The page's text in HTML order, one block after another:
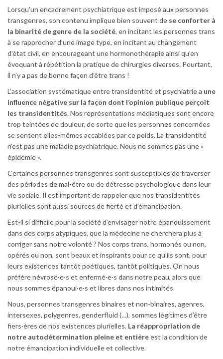
Lorsqu’un encadrement psychiatrique est imposé aux personnes
transgenres, son contenu implique bien souvent de se conforter à
la binarité de genre de la société, en incitant les personnes trans
à se rapprocher d’une image type, en incitant au changement
d’état civil, en encourageant une hormonothérapie ainsi qu’en
évoquant à répétition la pratique de chirurgies diverses. Pourtant,
il n’y a pas de bonne façon d’être trans !
L’association systématique entre transidentité et psychiatrie a une
influence négative sur la façon dont l’opinion publique perçoit
les transidentités. Nos représentations médiatiques sont encore
trop teintées de douleur, de sorte que les personnes concernées
se sentent elles-mêmes accablées par ce poids. La transidentité
n’est pas une maladie psychiatrique. Nous ne sommes pas une «
épidémie ».
Certaines personnes transgenres sont susceptibles de traverser
des périodes de mal-être ou de détresse psychologique dans leur
vie sociale. Il est important de rappeler que nos transidentités
plurielles sont aussi sources de fierté et d’émancipation.
Est-il si difficile pour la société d’envisager notre épanouissement
dans des corps atypiques, que la médecine ne cherchera plus à
corriger sans notre volonté ? Nos corps trans, hormonés ou non,
opérés ou non, sont beaux et inspirants pour ce qu’ils sont, pour
leurs existences tantôt poétiques, tantôt politiques. On nous
préfère névrosé·e·s et enfermé·e·s dans notre peau, alors que
nous sommes épanoui·e·s et libres dans nos intimités.
Nous, personnes transgenres binaires et non-binaires, agenres,
intersexes, polygenres, genderfluid (…), sommes légitimes d’être
fiers·ères de nos existences plurielles. La réappropriation de
notre autodétermination pleine et entièreest la condition de
notre émancipation individuelle et collective.